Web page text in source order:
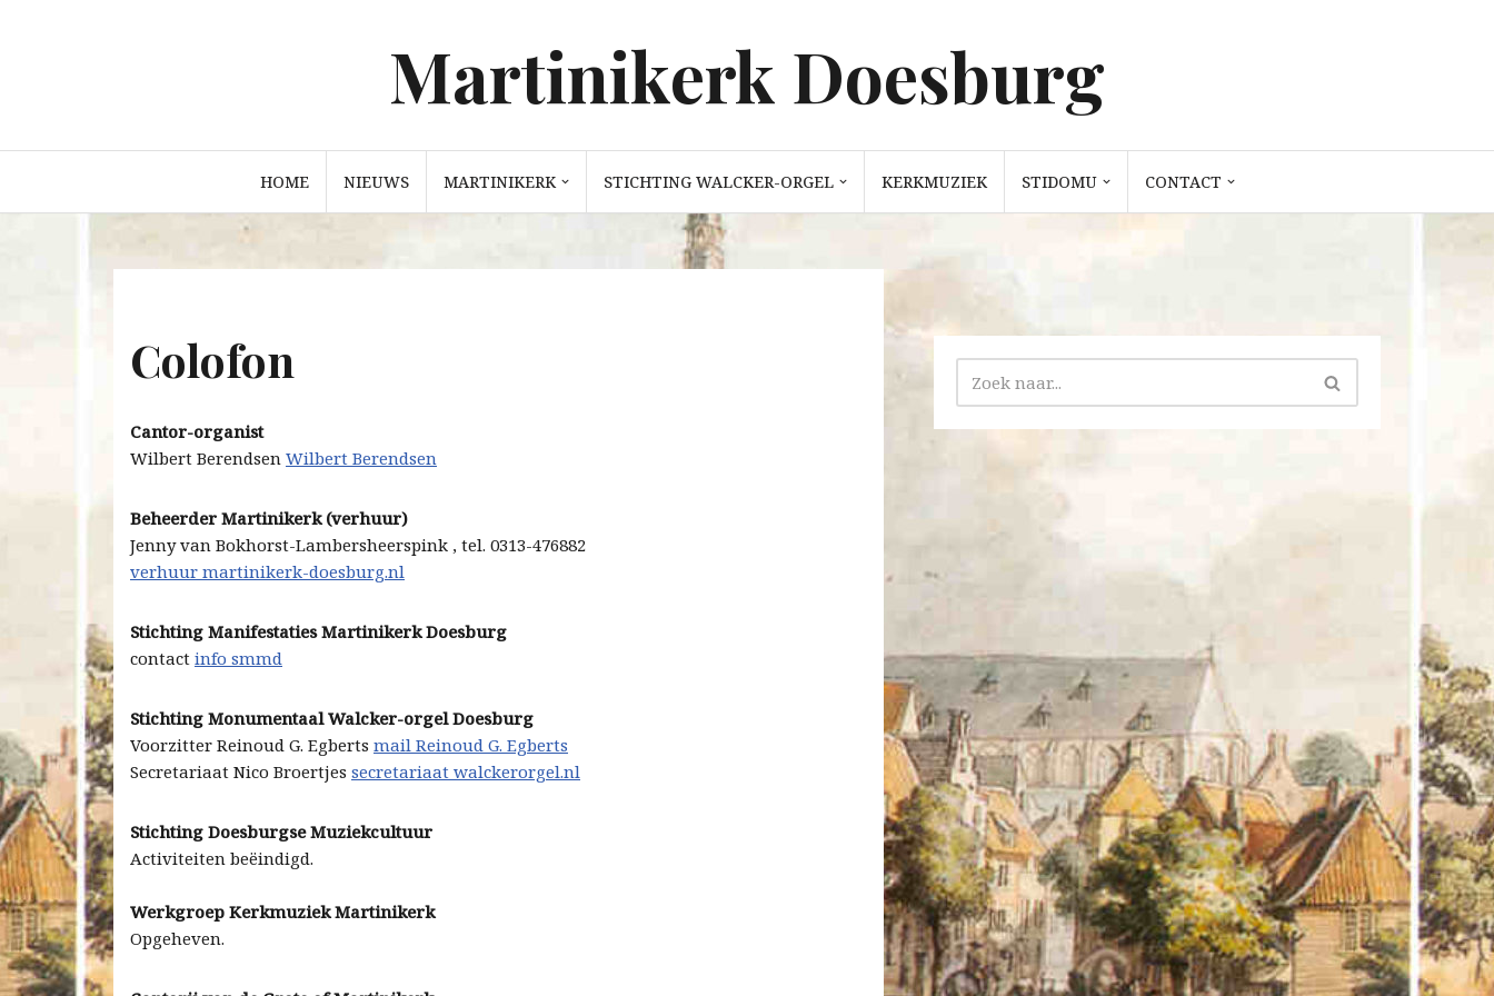
Martinikerk Doesburg
HOME NIEUWS MARTINIKERK STICHTING WALCKER-ORGEL KERKMUZIEK STIDOMU CONTACT
Colofon
Cantor-organist
Wilbert Berendsen Wilbert Berendsen
Beheerder Martinikerk (verhuur)
Jenny van Bokhorst-Lambersheerspink , tel. 0313-476882
verhuur martinikerk-doesburg.nl
Stichting Manifestaties Martinikerk Doesburg
contact info smmd
Stichting Monumentaal Walcker-orgel Doesburg
Voorzitter Reinoud G. Egberts mail Reinoud G. Egberts
Secretariaat Nico Broertjes secretariaat walckerorgel.nl
Stichting Doesburgse Muziekcultuur
Activiteiten beëindigd.
Werkgroep Kerkmuziek Martinikerk
Opgeheven.